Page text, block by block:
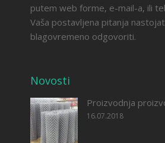
putem web forme, e-mail-a, ili
Vaša postavljena pitanja
blagovremeno odgovoriti.
Novosti
Proizvodnja
16.07.2018